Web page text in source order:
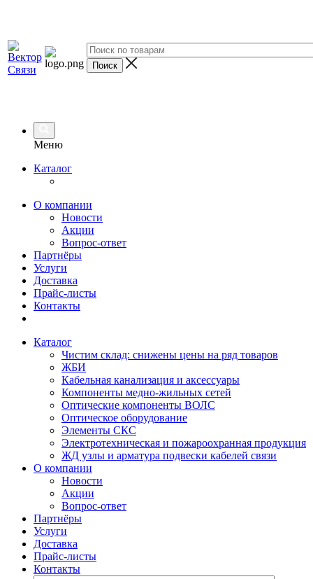
Меню
Каталог
О компании
Новости
Акции
Вопрос-ответ
Партнёры
Услуги
Доставка
Прайс-листы
Контакты
Каталог
Чистим склад: снижены цены на ряд товаров
ЖБИ
Кабельная канализация и аксессуары
Компоненты медно-жильных сетей
Оптические компоненты ВОЛС
Оптическое оборудование
Элементы СКС
Электротехническая и пожароохранная продукция
ЖД узлы и арматура подвески кабелей связи
О компании
Новости
Акции
Вопрос-ответ
Партнёры
Услуги
Доставка
Прайс-листы
Контакты